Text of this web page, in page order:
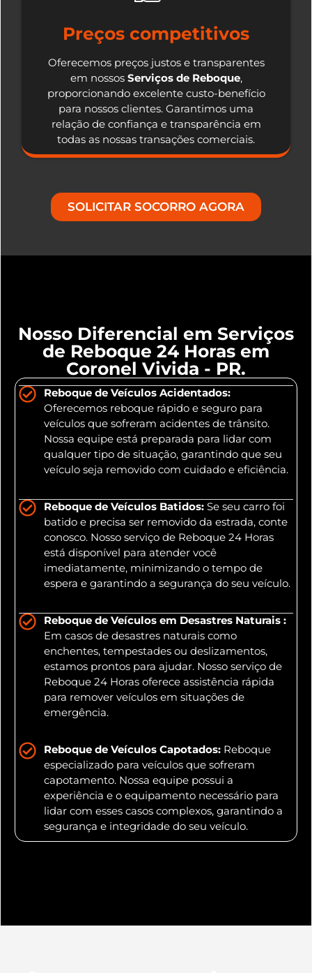
Preços competitivos
Oferecemos preços justos e transparentes
em nossos Serviços de Reboque,
proporcionando excelente custo-benefício
para nossos clientes. Garantimos uma
relação de confiança e transparência em
todas as nossas transações comerciais.
SOLICITAR SOCORRO AGORA
Nosso Diferencial em Serviços
de Reboque 24 Horas em
Coronel Vivida - PR.
Reboque de Veículos Acidentados:
Oferecemos reboque rápido e seguro para
veículos que sofreram acidentes de trânsito.
Nossa equipe está preparada para lidar com
qualquer tipo de situação, garantindo que seu
veículo seja removido com cuidado e eficiência.
Reboque de Veículos Batidos: Se seu carro foi
batido e precisa ser removido da estrada, conte
conosco. Nosso serviço de Reboque 24 Horas
está disponível para atender você
imediatamente, minimizando o tempo de
espera e garantindo a segurança do seu veículo.
Reboque de Veículos em Desastres Naturais :
Em casos de desastres naturais como
enchentes, tempestades ou deslizamentos,
estamos prontos para ajudar. Nosso serviço de
Reboque 24 Horas oferece assistência rápida
para remover veículos em situações de
emergência.
Reboque de Veículos Capotados: Reboque
especializado para veículos que sofreram
capotamento. Nossa equipe possui a
experiência e o equipamento necessário para
lidar com esses casos complexos, garantindo a
segurança e integridade do seu veículo.